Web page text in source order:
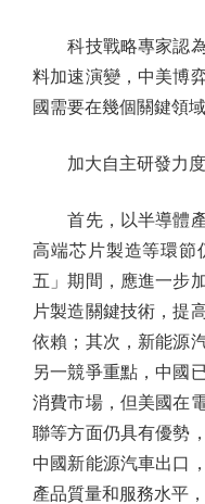
科技戰略專家認為
料加速演變，中美博
國需要在幾個關鍵領
加大自主研發力度
首先，以半導體產
高端芯片製造等環節
五」期間，應進一步
片製造關鍵技術，提
依賴；其次，新能源
另一競爭重點，中國
消費市場，但美國在
聯等方面仍具有優勢
中國新能源汽車出口
產品質量和服務水平